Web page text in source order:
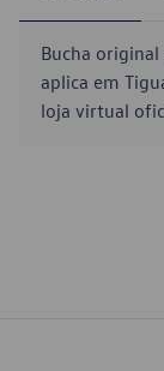
Bucha
aplica em
loja virtual